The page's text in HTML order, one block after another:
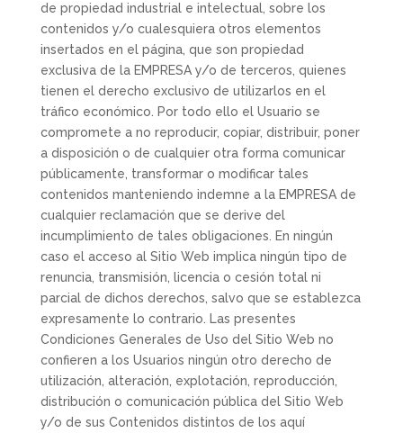
de propiedad industrial e intelectual, sobre los
contenidos y/o cualesquiera otros elementos
insertados en el página, que son propiedad
exclusiva de la EMPRESA y/o de terceros, quienes
tienen el derecho exclusivo de utilizarlos en el
tráfico económico. Por todo ello el Usuario se
compromete a no reproducir, copiar, distribuir, poner
a disposición o de cualquier otra forma comunicar
públicamente, transformar o modificar tales
contenidos manteniendo indemne a la EMPRESA de
cualquier reclamación que se derive del
incumplimiento de tales obligaciones. En ningún
caso el acceso al Sitio Web implica ningún tipo de
renuncia, transmisión, licencia o cesión total ni
parcial de dichos derechos, salvo que se establezca
expresamente lo contrario. Las presentes
Condiciones Generales de Uso del Sitio Web no
confieren a los Usuarios ningún otro derecho de
utilización, alteración, explotación, reproducción,
distribución o comunicación pública del Sitio Web
y/o de sus Contenidos distintos de los aquí